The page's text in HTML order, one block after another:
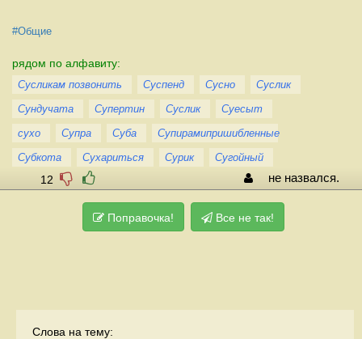
#Общие
рядом по алфавиту:
Сусликам позвонить Суспенд Сусно
Суслик
Сундучата
Супертин Суслик
Суесыт
сухо
Супра Суба
Супирамипришибленные
Субкота
Сухариться Сурик Сугойный
12 не назвался.
Поправочка! Все не так!
Слова на тему: